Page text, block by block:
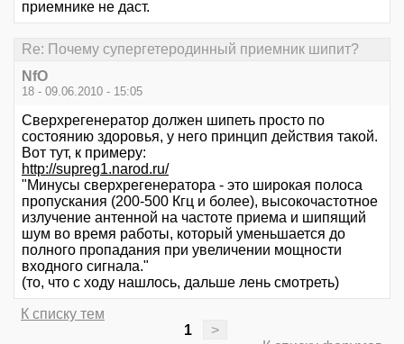
приемнике не даст.
Re: Почему супергетеродинный приемник шипит?
NfO
18 - 09.06.2010 - 15:05
Сверхрегенератор должен шипеть просто по
состоянию здоровья, у него принцип действия такой.
Вот тут, к примеру:
http://supreg1.narod.ru/
"Минусы сверхрегенератора - это широкая полоса
пропускания (200-500 Кгц и более), высокочастотное
излучение антенной на частоте приема и шипящий
шум во время работы, который уменьшается до
полного пропадания при увеличении мощности
входного сигнала."
(то, что с ходу нашлось, дальше лень смотреть)
К списку тем
1
>